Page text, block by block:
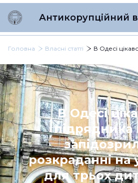
Антикорупційний
Головна Власні статті
В Одесі
підрядника
розкраданні на
для трьох